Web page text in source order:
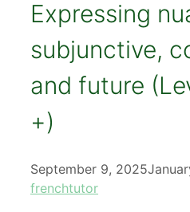
Expressing
subjunctive,
and future
+)
September 9, 2025
frenchtutor